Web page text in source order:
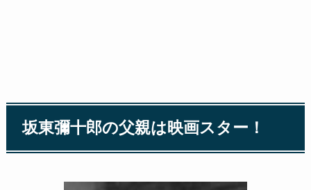
坂東彌十郎の父親は映画スター！